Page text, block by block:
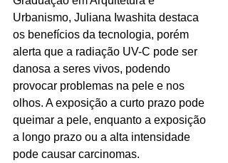
Urbanismo, Juliana Iwashita destaca
os benefícios da tecnologia, porém
alerta que a radiação UV-C pode ser
danosa a seres vivos, podendo
provocar problemas na pele e nos
olhos. A exposição a curto prazo pode
queimar a pele, enquanto a exposição
a longo prazo ou a alta intensidade
pode causar carcinomas.